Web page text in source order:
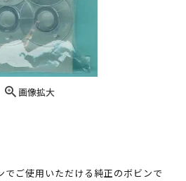
画像拡大
でご使用いただける純正のボビンで